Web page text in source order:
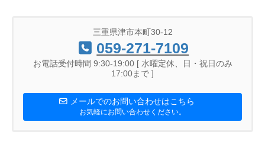
三重県津市本町30-12
059-271-7109
お電話受付時間 9:30-19:00 [ 水曜定休、日・祝日のみ
17:00まで ]
メールでのお問い合わせはこちら
お気軽にお問い合わせください。